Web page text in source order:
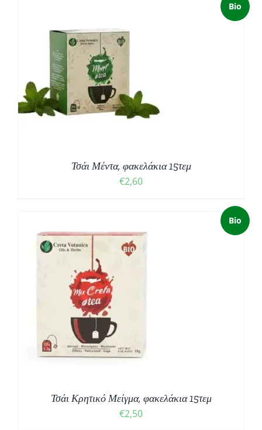
Bio
Τσάι Μέντα, φακελάκια 15τεμ
€2,60
Bio
Τσάι Κρητικό Μείγμα, φακελάκια 15τεμ
€2,50